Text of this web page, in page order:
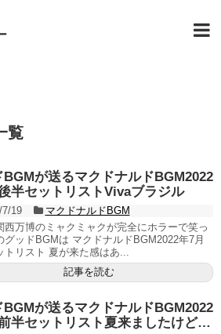
覧
BGMが送るマクドナルドBGM2022
半セットリストVivaブラジル
7/19
マクドナルドBGM
西万博のミャクミャクが完全にホラーで笑っ
グッドBGMは マクドナルドBGM2022年7月
トリスト 夏が来た感はあ...
記事を読む
BGMが送るマクドナルドBGM2022
半セットリスト夏来ましたけど…